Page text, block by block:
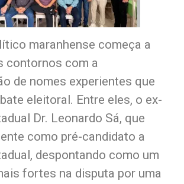
maranhense começa a
contornos com a
de nomes experientes que
eleitoral. Entre eles, o ex-
Dr. Leonardo Sá, que
como pré-candidato a
despontando como um
fortes na disputa por uma